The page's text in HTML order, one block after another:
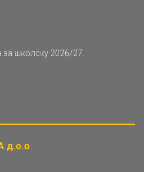
за школску 2026/27.
д.о.о